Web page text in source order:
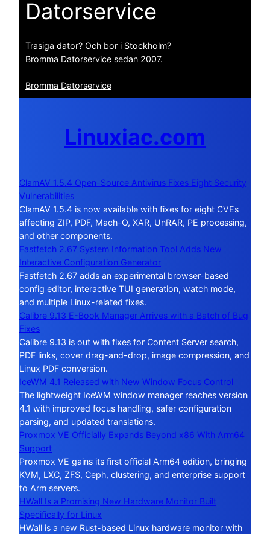
Datorservice
Trasiga dator? Och bor i Stockholm?
Bromma Datorservice sedan 2007.
Bromma Datorservice
Linuxiac.com
ClamAV 1.5.4 Open-Source Antivirus Fixes Eight Security
Vulnerabilities
ClamAV 1.5.4 is now available with fixes for eight CVEs
affecting ZIP, PDF, Mach-O, XAR, UnRAR, PE processing,
and other components.
Fastfetch 2.67 System Information Tool Adds New
Interactive Configuration Generator
Fastfetch 2.67 adds an experimental browser-based
config editor, interactive TUI generation, watch mode,
and multiple Linux-related fixes.
Calibre 9.13 E-Book Manager Arrives with a Batch of Bug
Fixes
Calibre 9.13 is out with fixes for Content Server search,
PDF links, cover drag-and-drop, image compression, and
Linux PDF conversion.
IceWM 4.1 Released with New Window Focus Control
The lightweight IceWM window manager reaches version
4.1 with improved focus handling, safer configuration
parsing, and updated translations.
Proxmox VE Officially Expands Beyond x86 With Arm64
Support
Proxmox VE gains its first official Arm64 edition, bringing
KVM, LXC, ZFS, Ceph, clustering, and enterprise support
to Arm servers.
HWall Is a Promising New Hardware Monitor Built
Specifically for Linux
HWall is a new Rust-based Linux hardware monitor with